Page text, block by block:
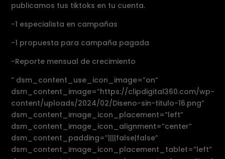
publicamos tus tiktoks en tu cuenta.
-1 especialista en campañas
-1 propuesta para campaña pagada
-Reporte mensual de crecimiento
” dsm_content_use_icon_image=”on”
dsm_content_image=”https://clipdigital360.com/wp-
content/uploads/2024/02/Diseno-sin-titulo-16.png”
dsm_content_image_icon_placement=”left”
dsm_content_image_icon_alignment=”center”
dsm_content_padding=”||||false|false”
dsm_content_image_icon_placement_tablet=”left”